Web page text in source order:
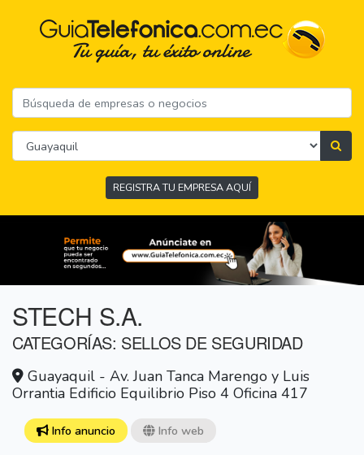
REGISTRA TU EMPRESA AQUÍ
STECH S.A.
CATEGORÍAS: SELLOS DE SEGURIDAD
Guayaquil - Av. Juan Tanca Marengo y Luis
Orrantia Edificio Equilibrio Piso 4 Oficina 417
Info anuncio Info web